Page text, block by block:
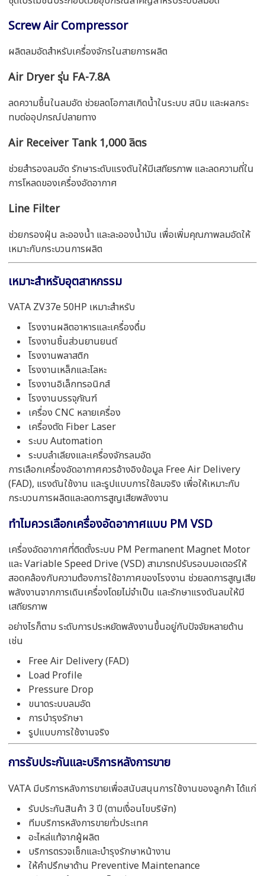
Screw Air Compressor
ผลิตลมอัดสำหรับเครื่องจักรในสายการผลิต
Air Dryer รุ่น FA-7.8A
ลดความชื้นในลมอัด ช่วยลดโอกาสเกิดน้ำในระบบ สนิม และผลกระ
ทบต่ออุปกรณ์ปลายทาง
Air Receiver Tank 1,000 ลิตร
ช่วยสำรองลมอัด รักษาระดับแรงดันให้มีเสถียรภาพ และลดความถี่ใน
การโหลดของเครื่องอัดอากาศ
Line Filter
ช่วยกรองฝุ่น ละอองน้ำ และละอองน้ำมัน เพื่อเพิ่มคุณภาพลมอัดให้
เหมาะกับกระบวนการผลิต
เหมาะสำหรับอุตสาหกรรม
VATA ZV37e 50HP เหมาะสำหรับ
โรงงานผลิตอาหารและเครื่องดื่ม
โรงงานชิ้นส่วนยานยนต์
โรงงานพลาสติก
โรงงานเหล็กและโลหะ
โรงงานอิเล็กทรอนิกส์
โรงงานบรรจุภัณฑ์
เครื่อง CNC หลายเครื่อง
เครื่องตัด Fiber Laser
ระบบ Automation
ระบบลำเลียงและเครื่องจักรลมอัด
การเลือกเครื่องอัดอากาศควรอ้างอิงข้อมูล Free Air Delivery
(FAD), แรงดันใช้งาน และรูปแบบการใช้ลมจริง เพื่อให้เหมาะกับ
กระบวนการผลิตและลดการสูญเสียพลังงาน
ทำไมควรเลือกเครื่องอัดอากาศแบบ PM VSD
เครื่องอัดอากาศที่ติดตั้งระบบ PM Permanent Magnet Motor
และ Variable Speed Drive (VSD) สามารถปรับรอบมอเตอร์ให้
สอดคล้องกับความต้องการใช้อากาศของโรงงาน ช่วยลดการสูญเสีย
พลังงานจากการเดินเครื่องโดยไม่จำเป็น และรักษาแรงดันลมให้มี
เสถียรภาพ
อย่างไรก็ตาม ระดับการประหยัดพลังงานขึ้นอยู่กับปัจจัยหลายด้าน
เช่น
Free Air Delivery (FAD)
Load Profile
Pressure Drop
ขนาดระบบลมอัด
การบำรุงรักษา
รูปแบบการใช้งานจริง
การรับประกันและบริการหลังการขาย
VATA มีบริการหลังการขายเพื่อสนับสนุนการใช้งานของลูกค้า ได้แก่
รับประกันสินค้า 3 ปี (ตามเงื่อนไขบริษัท)
ทีมบริการหลังการขายทั่วประเทศ
อะไหล่แท้จากผู้ผลิต
บริการตรวจเช็กและบำรุงรักษาหน้างาน
ให้คำปรึกษาด้าน Preventive Maintenance